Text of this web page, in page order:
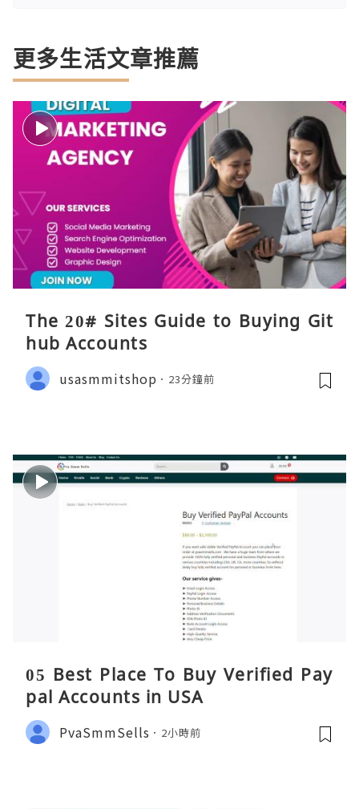
更多生活文章推薦
The 20# Sites Guide to Buying Git
hub Accounts
usasmmitshop 23分鐘前
05 Best Place To Buy Verified Pay
pal Accounts in USA
PvaSmmSells 2小時前